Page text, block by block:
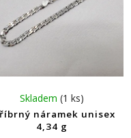
náramek unisex
4,34 g
Skladem(1 ks)